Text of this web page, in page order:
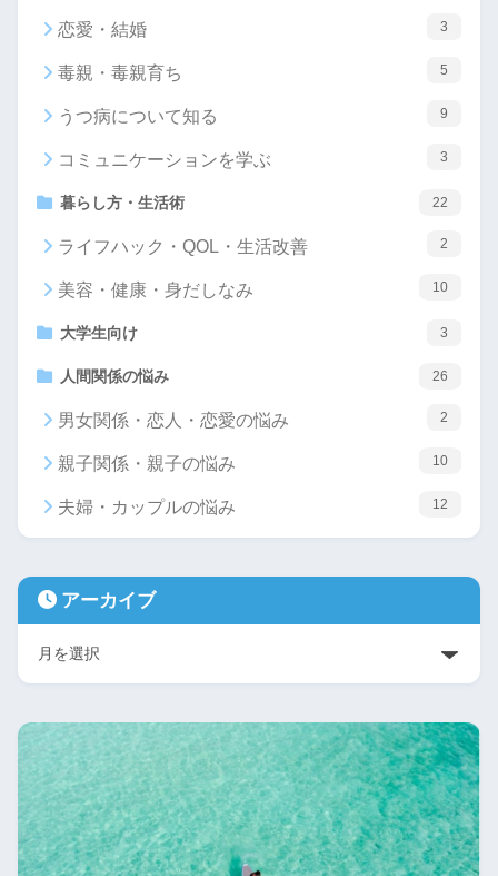
恋愛・結婚 3
毒親・毒親育ち 5
うつ病について知る 9
コミュニケーションを学ぶ 3
暮らし方・生活術 22
ライフハック・QOL・生活改善 2
美容・健康・身だしなみ 10
大学生向け 3
人間関係の悩み 26
男女関係・恋人・恋愛の悩み 2
親子関係・親子の悩み 10
夫婦・カップルの悩み 12
アーカイブ